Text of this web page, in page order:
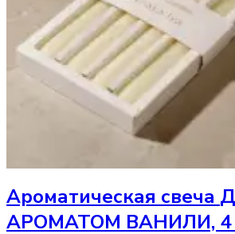
Ароматическая свеча
АРОМАТОМ ВАНИЛИ, 4